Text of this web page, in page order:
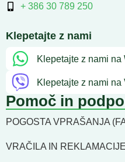
+ 386 30 789 250
Klepetajte z nami
Klepetajte z nami na
Klepetajte z nami na
Pomoč in
POGOSTA VPRAŠANJA
VRAČILA IN REKLAMACIJE